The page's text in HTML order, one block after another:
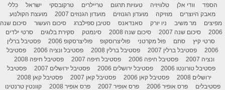
הספד
וודי אלן טלוויזיה טעויות תרגום טריילרים טרקובסקי ישראל
כללי
מאבק היוצרים
מוזיקה מועדון הגנוזים מועדון הגנוזים 2007
מועצת הקולנוע
מפיצים
מר משיב ניו יורק סאנדאנס סטיבן ספילברג סיכום העשור
סיכום שנה
2006
סיכום שנה 2007 סיכום שנה 2008 סינמטק סקירת בלוגים
סרטי ילדים
סרטי קיץ
סתם פול מקרטני פוליצרוסקופ פוליצרסקופ 2006
פסטיבל ברלין
2006
פסטיבל ברלין 2007 פסטיבל ברלין 2008 פסטיבל ונציה 2006
פסטיבל
ונציה 2007
פסטיבל חיפה 2006 פסטיבל חיפה 2007
פסטיבל חיפה 2008
פסטיבל טורונטו 2006
פסטיבל ירושלים 2006 פסטיבל ירושלים 2007
פסטיבל
ירושלים 2008
פסטיבל קאן 2006 פסטיבל קאן 2007
פסטיבל קאן 2008
פסטיבלים
פרס אופיר 2006 פרס אופיר 2007 פרס אופיר 2008 קוונטין טרנטינו